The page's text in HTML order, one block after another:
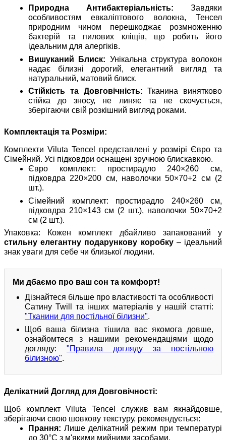
Природна Антибактеріальність: Завдяки
особливостям евкаліптового волокна, Тенсел
природним чином перешкоджає розмноженню
бактерій та пилових кліщів, що робить його
ідеальним для алергіків.
Вишуканий Блиск: Унікальна структура волокон
надає білизні дорогий, елегантний вигляд та
натуральний, матовий блиск.
Стійкість та Довговічність: Тканина винятково
стійка до зносу, не линяє та не скочується,
зберігаючи свій розкішний вигляд роками.
Комплектація та Розміри:
Комплекти Viluta Tencel представлені у розмірі Євро та
Сімейний. Усі підковдри оснащені зручною блискавкою.
Євро комплект: простирадло 240×260 см,
підковдра 220×200 см, наволочки 50×70+2 см (2
шт.).
Сімейний комплект: простирадло 240×260 см,
підковдра 210×143 см (2 шт.), наволочки 50×70+2
см (2 шт.).
Упаковка: Кожен комплект дбайливо запакований у
стильну елегантну подарункову коробку– ідеальний
знак уваги для себе чи близької людини.
Ми дбаємо про ваш сон та комфорт!
Дізнайтеся більше про властивості та особливості
Сатину Twill та інших матеріалів у нашій статті:
"Тканини для постільної білизни".
Щоб ваша білизна тішила вас якомога довше,
ознайомтеся з нашими рекомендаціями щодо
догляду: "Правила догляду за постільною
білизною".
Делікатний Догляд для Довговічності:
Щоб комплект Viluta Tencel служив вам якнайдовше,
зберігаючи свою шовкову текстуру, рекомендується:
Прання: Лише делікатний режим при температурі
до 30°C з м'якими мийними засобами.